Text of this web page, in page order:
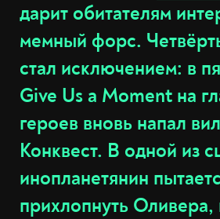
дарит обитателям
мемный форс.
стал исключением: в
Give Us a Moment на
героев вновь напал
Конквест. В одной из
инопланетянин
прихлопнуть